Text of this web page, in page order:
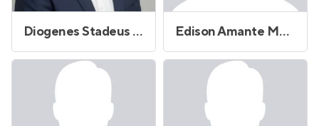
Diogenes Stadeus Andrade Edison Amante Monteforte